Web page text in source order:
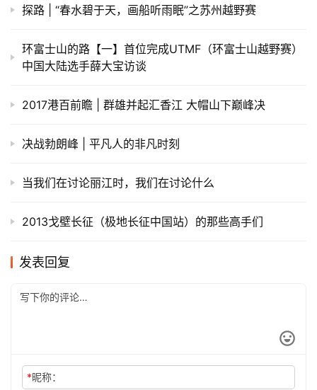
探路 | “春水碧于天，画船听雨眠”之苏州越野赛
环富士山的路【一】首位完成UTMF（环富士山越野赛）
中国大陆选手薛大宝访谈
2017港百前瞻 | 群雄并起汇香江 大帽山下巅峰决
决战勃朗峰 | 平凡人的非凡时刻
当我们在讨论丽江时，我们在讨论什么
2013戈壁长征（极地长征中国站）的那些高手们
发表回复
*昵称：